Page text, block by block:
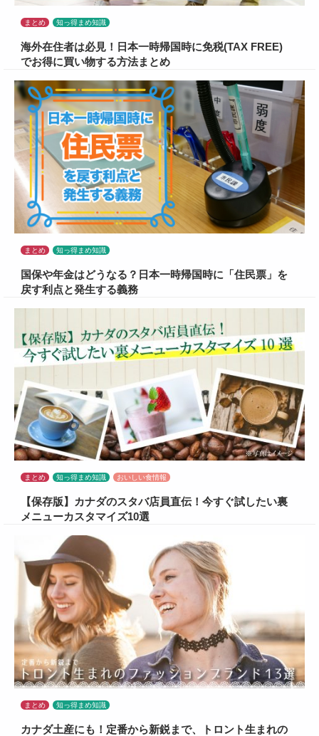
まとめ 知っ得まめ知識
海外在住者は必見！日本一時帰国時に免税(TAX FREE)
でお得に買い物する方法まとめ
まとめ 知っ得まめ知識
国保や年金はどうなる？日本一時帰国時に「住民票」を
戻す利点と発生する義務
まとめ 知っ得まめ知識 おいしい食情報
【保存版】カナダのスタバ店員直伝！今すぐ試したい裏
メニューカスタマイズ10選
まとめ 知っ得まめ知識
カナダ土産にも！定番から新鋭まで、トロント生まれの